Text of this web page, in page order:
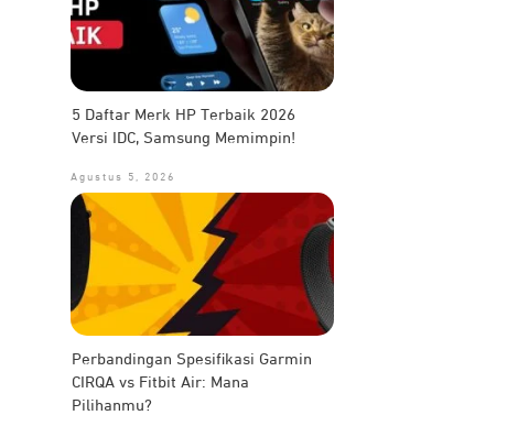
5 Daftar Merk HP Terbaik 2026
Versi IDC, Samsung Memimpin!
Agustus 5, 2026
Perbandingan Spesifikasi Garmin
CIRQA vs Fitbit Air: Mana
Pilihanmu?